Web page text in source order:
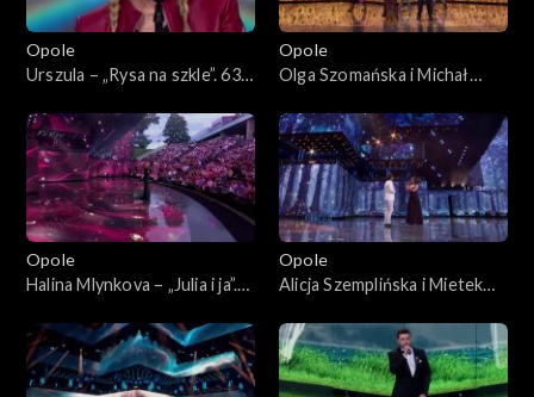
Opole
Urszula – „Rysa na szkle”. 63.
„Autobiografia. Jubileusz
Bogdana Olewicza”
Opole
Olga Szomańska i Michał
63. KFPP: Koncert
„Autobiografia. Jubileusz
Bogdana Olewicza”
Opole
Halina Mlynkova – „Julia i ja”.
„Autobiografia. Jubileusz
Bogdana Olewicza”
Opole
Alicja Szemplińska i Mietek
marzenie”. 63. KFPP:
Koncert „Autobiografia.
Jubileusz Bogdana Olewicza”